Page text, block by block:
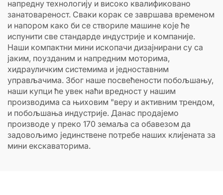
напредну технологију и високо квалификовано
занатовареност. Сваки корак се завршава временом
и напором како би се створиле машине које ће
испунити све стандарде индустрије и компаније.
Наши компактни мини ископачи дизајнирани су са
јаким, поузданим и напредним моторима,
хидрауличким системима и једноставним
управљачима. Због наше посвећености побољшању,
наши купци ће увек наћи вредност у нашим
производима са њиховим "веру и активним трендом,
и побољшања индустрије. Данас продајемо
производе у преко 170 земаља са обавезом да
задовољимо јединствене потребе наших клијената за
мини екскаваторима.